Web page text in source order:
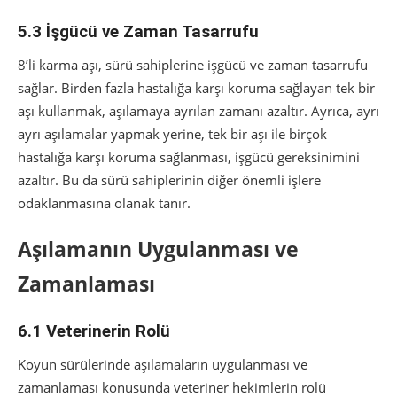
5.3 İşgücü ve Zaman Tasarrufu
8’li karma aşı, sürü sahiplerine işgücü ve zaman tasarrufu
sağlar. Birden fazla hastalığa karşı koruma sağlayan tek bir
aşı kullanmak, aşılamaya ayrılan zamanı azaltır. Ayrıca, ayrı
ayrı aşılamalar yapmak yerine, tek bir aşı ile birçok
hastalığa karşı koruma sağlanması, işgücü gereksinimini
azaltır. Bu da sürü sahiplerinin diğer önemli işlere
odaklanmasına olanak tanır.
Aşılamanın Uygulanması ve
Zamanlaması
6.1 Veterinerin Rolü
Koyun sürülerinde aşılamaların uygulanması ve
zamanlaması konusunda veteriner hekimlerin rolü